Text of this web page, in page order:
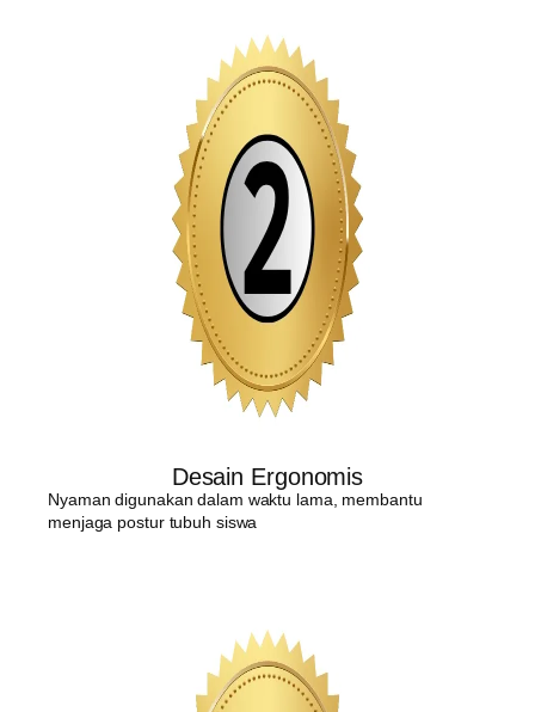
Desain Ergonomis
Nyaman digunakan dalam waktu lama, membantu
menjaga postur tubuh siswa